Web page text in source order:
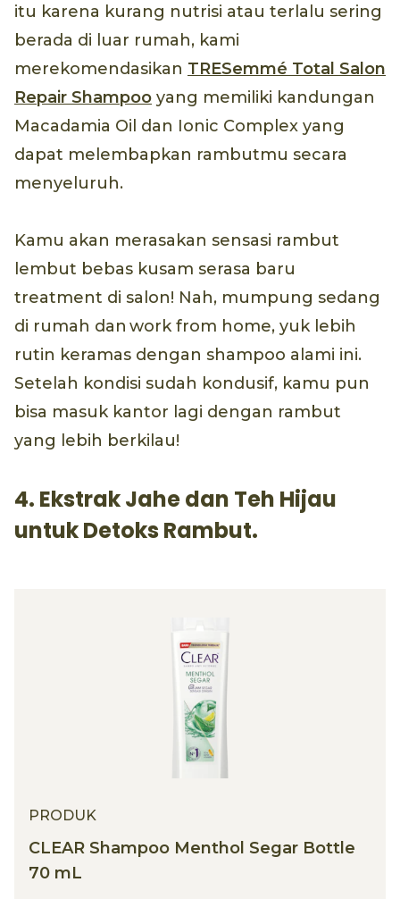
itu karena kurang nutrisi atau terlalu sering
berada di luar rumah, kami
merekomendasikan TRESemmé Total Salon
Repair Shampoo yang memiliki kandungan
Macadamia Oil dan Ionic Complex yang
dapat melembapkan rambutmu secara
menyeluruh.
Kamu akan merasakan sensasi rambut
lembut bebas kusam serasa baru
treatment di salon! Nah, mumpung sedang
di rumah dan work from home, yuk lebih
rutin keramas dengan shampoo alami ini.
Setelah kondisi sudah kondusif, kamu pun
bisa masuk kantor lagi dengan rambut
yang lebih berkilau!
4. Ekstrak Jahe dan Teh Hijau
untuk Detoks Rambut.
PRODUK
CLEAR Shampoo Menthol Segar Bottle
70 mL